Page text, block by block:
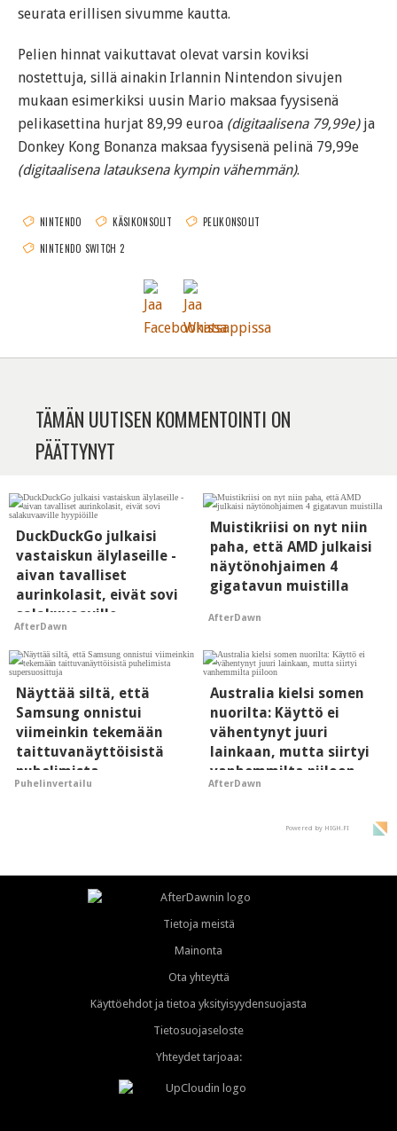
seurata erillisen sivumme kautta.
Pelien hinnat vaikuttavat olevat varsin koviksi
nostettuja, sillä ainakin Irlannin Nintendon sivujen
mukaan esimerkiksi uusin Mario maksaa fyysisenä
pelikasettina hurjat 89,99 euroa (digitaalisena 79,99e)ja
Donkey Kong Bonanza maksaa fyysisenä pelinä 79,99e
(digitaalisena latauksena kympin vähemmän).
NINTENDO KÄSIKONSOLIT
PELIKONSOLIT
NINTENDO SWITCH 2
TÄMÄN UUTISEN KOMMENTOINTI ON
PÄÄTTYNYT
DuckDuckGo julkaisi
vastaiskun älylaseille -
aivan tavalliset
aurinkolasit, eivät sovi
salakuvaaville
hyypiöille
AfterDawn
Muistikriisi on nyt niin
paha, että AMD julkaisi
näytönohjaimen 4
gigatavun muistilla
AfterDawn
Näyttää siltä, että
Samsung onnistui
viimeinkin tekemään
taittuvanäyttöisistä
puhelimista
supersuosittuja
Puhelinvertailu
Australia kielsi somen
nuorilta: Käyttö ei
vähentynyt juuri
lainkaan, mutta siirtyi
vanhemmilta piiloon
AfterDawn
Powered by HIGH.FI
Tietoja meistä
Mainonta
Ota yhteyttä
Käyttöehdot ja tietoa yksityisyydensuojasta
Tietosuojaseloste
Yhteydet tarjoaa: